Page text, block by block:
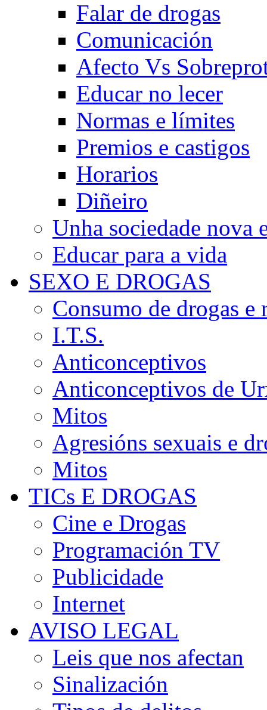
Falar de drogas
Comunicación
Afecto Vs
Educar no lecer
Normas e límites
Premios e castigos
Horarios
Diñeiro
Unha sociedade nova
Educar para a vida
SEXO E DROGAS
Consumo de drogas e
I.T.S.
Anticonceptivos
Anticonceptivos de
Mitos
Agresións sexuais e
Mitos
TICs E DROGAS
Cine e Drogas
Programación TV
Publicidade
Internet
AVISO LEGAL
Leis que nos afectan
Sinalización